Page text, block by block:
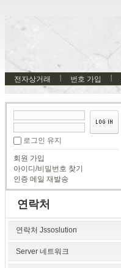
전자상거래 번호 가입
로그인 유지
회원 가입
아이디/비밀번호 찾기
인증 메일 재발송
연락처
연락처 Jssoslution
Server 네트워크